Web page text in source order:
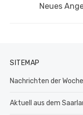
Nächster
Neues
SITEMAP
Nachrichten der Woche
Aktuell aus dem